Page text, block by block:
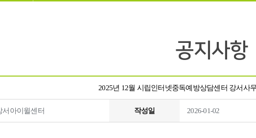
공지사항
2025년 12월 시립인터넷중독예방상담센터 강서사
서아이윌센터 작성일 2026-01-02